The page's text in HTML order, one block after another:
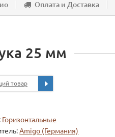
Оплата и Доставка
25 мм
товар
Горизонтальные
Amigo (Германия)